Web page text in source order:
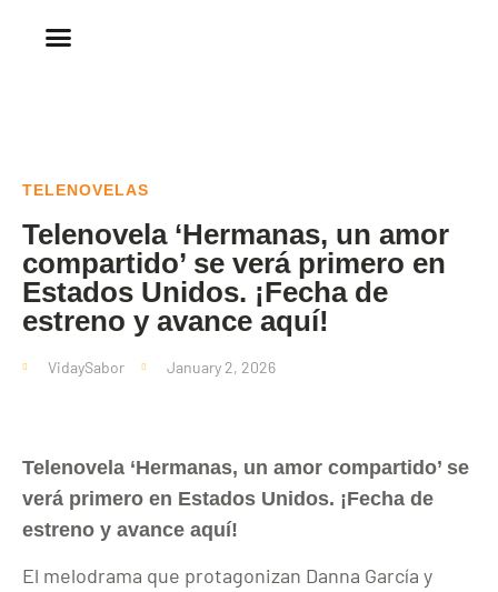
TELENOVELAS
Telenovela ‘Hermanas, un amor
compartido’ se verá primero en
Estados Unidos. ¡Fecha de
estreno y avance aquí!
VidaySabor January 2, 2026
Telenovela ‘Hermanas, un amor compartido’ se
verá primero en Estados Unidos. ¡Fecha de
estreno y avance aquí!
El melodrama que protagonizan Danna García y